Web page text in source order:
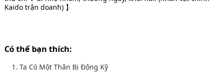
Kaido trận doanh) 】
Có thể bạn thích:
1. Ta Có Một Thân Bị Động Kỹ